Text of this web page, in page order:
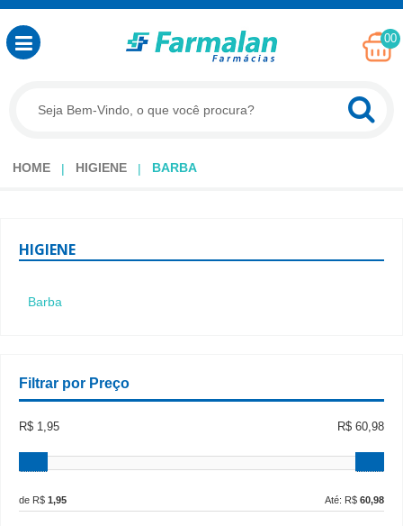
00
HOME HIGIENE BARBA
HIGIENE
Barba
Filtrar por Preço
R$ 1,95 R$ 60,98
de R$ 1,95 Até: R$ 60,98